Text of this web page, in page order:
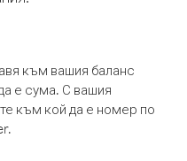
към вашия баланс
е сума. С вашия
към кой да е номер по